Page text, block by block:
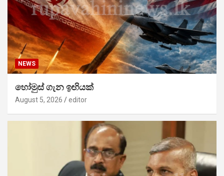
NEWS
හෝමුස් ගැන ඉඟියක්
August 5, 2026 editor